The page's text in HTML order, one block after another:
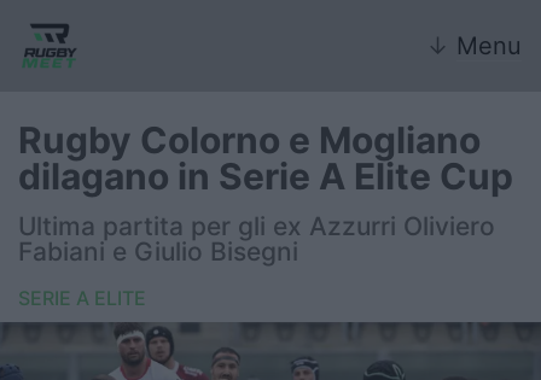
↓ Menu
Nazionale
Nazionali giovanili
Rugby Sevens
Rugby Colorno e Mogliano
dilagano in Serie A Elite Cup
Ultima partita per gli ex Azzurri Oliviero
Fabiani e Giulio Bisegni
SERIE A ELITE